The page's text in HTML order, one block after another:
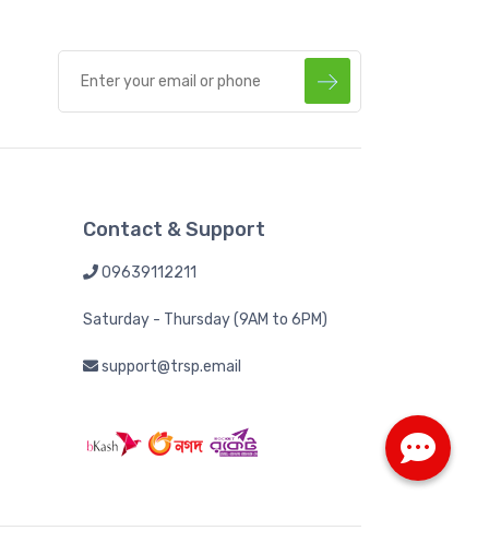
Contact & Support
09639112211
Saturday - Thursday (9AM to 6PM)
support@trsp.email